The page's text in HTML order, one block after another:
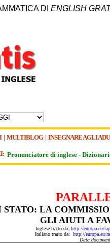
DI ENGLISH
| MULTIBLOG| INSEGNARE AGLI
Pronunciatore di inglese -
LA
GLI AIUTI A
Inglese tratto da: http://europa.eu/
Italiano tratto da: http://europa.eu/
Data